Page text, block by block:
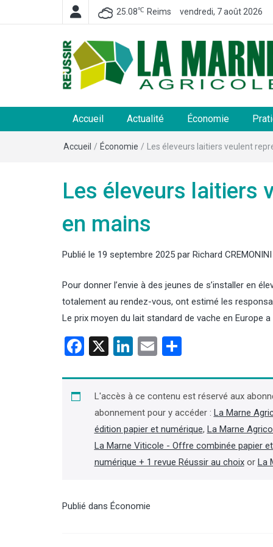
25.08℃ Reims vendredi, 7 août 2026
La Marne Agricole
et rurales
Accueil Actualité Économie
Accueil / Économie / Les éleveurs laitiers veulent
Les éleveurs laitiers
en mains
Publié le 19 septembre 2025 par Richard CREMONINI
Pour donner l’envie à des jeunes de s’installer en
totalement au rendez-vous, ont estimé les
Le prix moyen du lait standard de vache en Europe
Facebook
X LinkedIn
Email
L'accès à ce contenu est réservé aux
abonnement pour y accéder : La Marne
édition papier et numérique, La Marne
La Marne Viticole - Offre combinée papier
numérique + 1 revue Réussir au choixor La
Publié dans Économie
française 2026 au
depuis « au moins
note d’Agreste publiée le 7
cette année à un niveau
elle tomberait même
de Jacques Jaouen, ancien
président de la chambre de
Ancien président de la chambre
d’agriculture du Finistère (2001-2019)
Bretagne (2007-2019), Jacques
apprend-on dans la presse locale.